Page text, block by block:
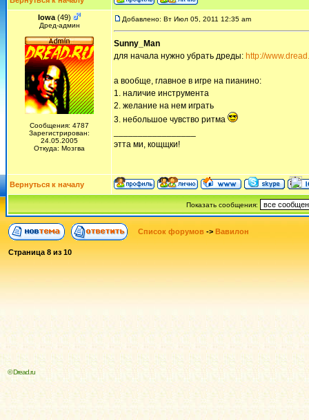
Iowa (49)
Дред-админ
Сообщения: 4787
Зарегистрирован:
24.05.2005
Откуда: Мозгва
Добавлено: Вт Июл 05, 2011 12:35 am
Sunny_Man
для начала нужно убрать дреды: http://
а вообще, главное в игре на пианино:
1. наличие инструмента
2. желание на нем играть
3. небольшое чувство ритма
этта ми, кощщки!
Вернуться к началу
Показать сообщения:
Список форумов -> Вавилон
Страница 8 из 10
© Dread.ru